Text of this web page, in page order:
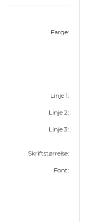
Farge:
Linje 1:
Linje 2:
Linje 3:
Skriftstørrelse:
Font: